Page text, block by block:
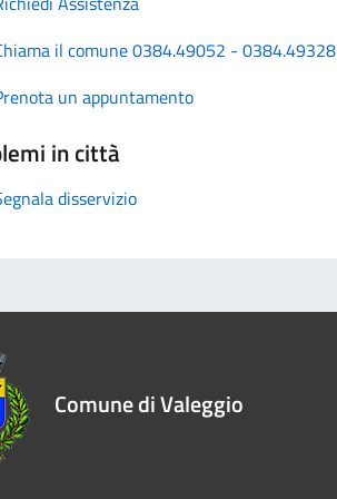
il comune 0384.49052 - 0384.49328
un appuntamento
in città
disservizio
Comune di Valeggio